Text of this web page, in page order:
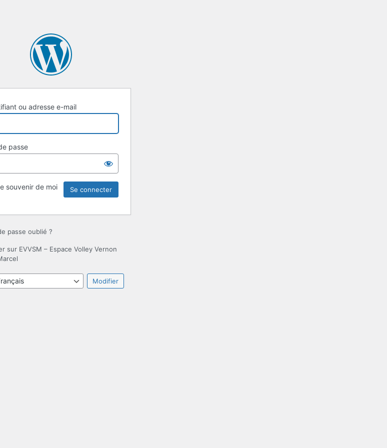
ou adresse e-mail
passe
souvenir de moi
passe oublié ?
sur EVVSM – Espace Volley Vernon